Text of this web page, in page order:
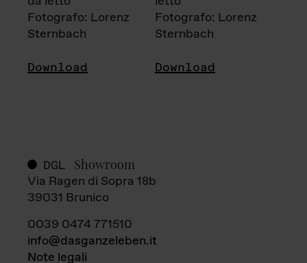
Fotografo: Lorenz
Sternbach
Download
Fotografo: Lorenz
Sternbach
Download
DGL Showroom
Via Ragen di Sopra 18b
39031 Brunico
0039 0474 771510
info@dasganzeleben.it
Note legali